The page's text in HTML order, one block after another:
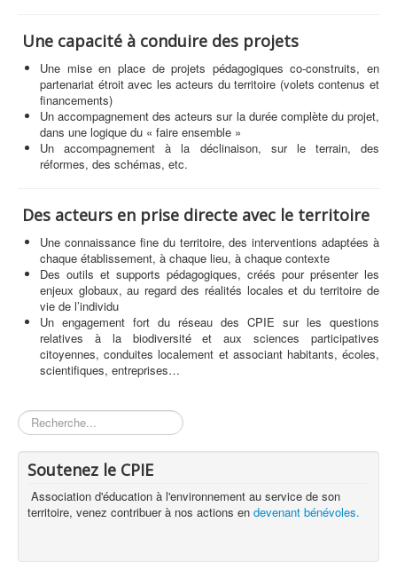
Une capacité à conduire des projets
Une mise en place de projets pédagogiques co-construits, en
partenariat étroit avec les acteurs du territoire (volets contenus et
financements)
Un accompagnement des acteurs sur la durée complète du projet,
dans une logique du « faire ensemble »
Un accompagnement à la déclinaison, sur le terrain, des
réformes, des schémas, etc.
Des acteurs en prise directe avec le territoire
Une connaissance fine du territoire, des interventions adaptées à
chaque établissement, à chaque lieu, à chaque contexte
Des outils et supports pédagogiques, créés pour présenter les
enjeux globaux, au regard des réalités locales et du territoire de
vie de l’individu
Un engagement fort du réseau des CPIE sur les questions
relatives à la biodiversité et aux sciences participatives
citoyennes, conduites localement et associant habitants, écoles,
scientifiques, entreprises…
Rechercher
Soutenez le CPIE
Association d'éducation à l'environnement au service de son
territoire, venez contribuer à nos actions en devenant bénévoles.